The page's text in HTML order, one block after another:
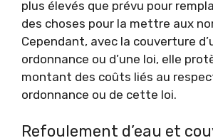
plus élevés que prévu pour
des choses pour la mettre aux
Cependant, avec la couverture
ordonnance ou d’une loi, elle
montant des coûts liés au
ordonnance ou de cette loi.
Refoulement d’eau et